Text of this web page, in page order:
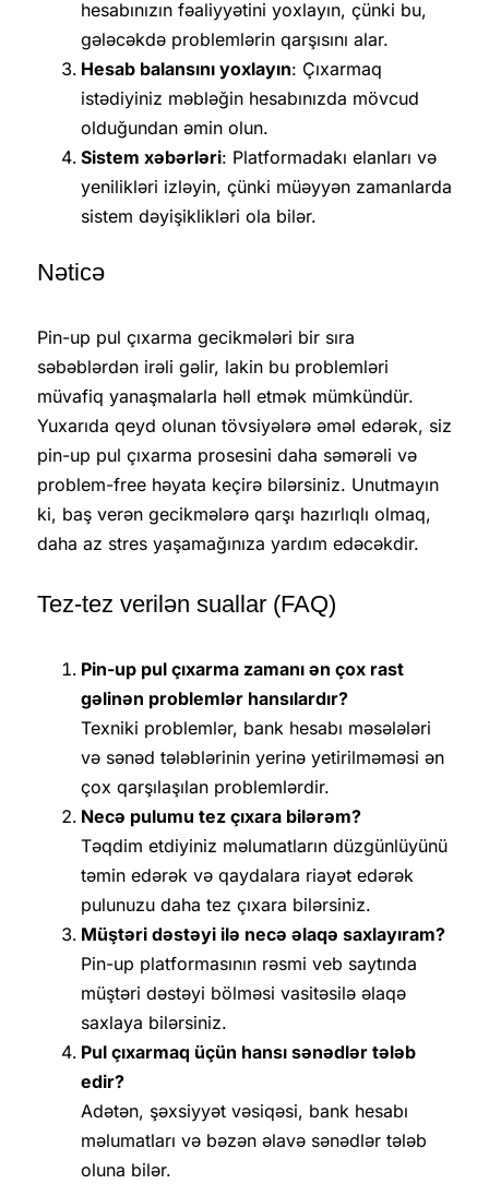
hesabınızın fəaliyyətini yoxlayın, çünki bu,
gələcəkdə problemlərin qarşısını alar.
Hesab balansını yoxlayın: Çıxarmaq
istədiyiniz məbləğin hesabınızda mövcud
olduğundan əmin olun.
Sistem xəbərləri: Platformadakı elanları və
yenilikləri izləyin, çünki müəyyən zamanlarda
sistem dəyişiklikləri ola bilər.
Nəticə
Pin-up pul çıxarma gecikmələri bir sıra
səbəblərdən irəli gəlir, lakin bu problemləri
müvafiq yanaşmalarla həll etmək mümkündür.
Yuxarıda qeyd olunan tövsiyələrə əməl edərək, siz
pin-up pul çıxarma prosesini daha səmərəli və
problem-free həyata keçirə bilərsiniz. Unutmayın
ki, baş verən gecikmələrə qarşı hazırlıqlı olmaq,
daha az stres yaşamağınıza yardım edəcəkdir.
Tez-tez verilən suallar (FAQ)
Pin-up pul çıxarma zamanı ən çox rast
gəlinən problemlər hansılardır?
Texniki problemlər, bank hesabı məsələləri
və sənəd tələblərinin yerinə yetirilməməsi ən
çox qarşılaşılan problemlərdir.
Necə pulumu tez çıxara bilərəm?
Təqdim etdiyiniz məlumatların düzgünlüyünü
təmin edərək və qaydalara riayət edərək
pulunuzu daha tez çıxara bilərsiniz.
Müştəri dəstəyi ilə necə əlaqə saxlayıram?
Pin-up platformasının rəsmi veb saytında
müştəri dəstəyi bölməsi vasitəsilə əlaqə
saxlaya bilərsiniz.
Pul çıxarmaq üçün hansı sənədlər tələb
edir?
Adətən, şəxsiyyət vəsiqəsi, bank hesabı
məlumatları və bəzən əlavə sənədlər tələb
oluna bilər.